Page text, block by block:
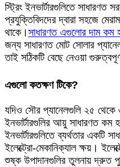
স্ট্রিং ইনভার্টারগুলিতে সাধারণত
প্রযুক্তিবিদদের দ্বারা সহজে
থাকে। সাধারণত এগুলোর দাম কম
জন্য সাধারণত মোট সোলার
তাই সঠিকটি বেছে নেওয়া
এগুলো কতক্ষণ টিকে?
যদিও সৌর প্যানেলগুলি ২৫ থেকে
ইনভার্টারগুলির আয়ু সাধারণত
ইনভার্টারগুলিতে ব্যর্থতার একটি
ইলেক্ট্রো-মেকানিক্যাল ক্ষয়।
শুষ্ক উপাদানগুলির তুলনায় দ্রুত